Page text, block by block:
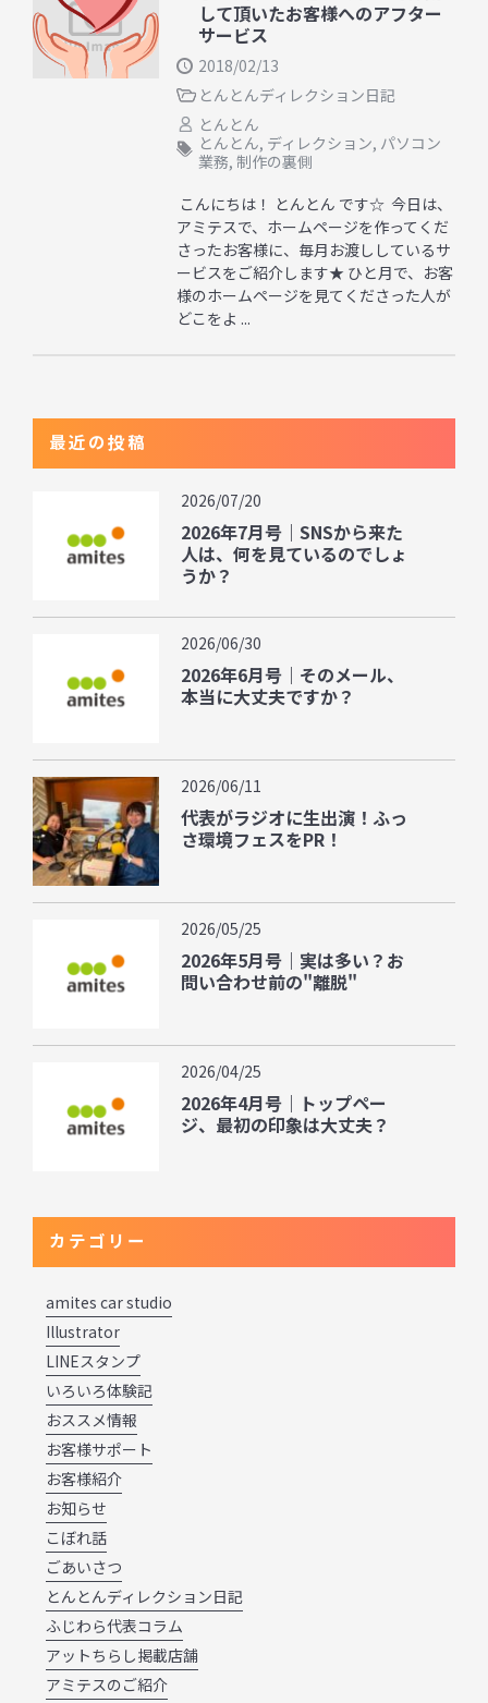
して頂いたお客様へのアフター
サービス
2018/02/13
とんとんディレクション日記
とんとん
とんとん, ディレクション, パソコン
業務, 制作の裏側
こんにちは！ とんとん です☆ 今日は、
アミテスで、ホームページを作ってくだ
さったお客様に、毎月お渡ししているサ
ービスをご紹介します★ ひと月で、お客
様のホームページを見てくださった人が
どこをよ ...
最近の投稿
2026/07/20
2026年7月号｜SNSから来た
人は、何を見ているのでしょ
うか？
2026/06/30
2026年6月号｜そのメール、
本当に大丈夫ですか？
2026/06/11
代表がラジオに生出演！ふっ
さ環境フェスをPR！
2026/05/25
2026年5月号｜実は多い？お
問い合わせ前の"離脱"
2026/04/25
2026年4月号｜トップペー
ジ、最初の印象は大丈夫？
カテゴリー
amites car studio
Illustrator
LINEスタンプ
いろいろ体験記
おススメ情報
お客様サポート
お客様紹介
お知らせ
こぼれ話
ごあいさつ
とんとんディレクション日記
ふじわら代表コラム
アットちらし掲載店舗
アミテスのご紹介